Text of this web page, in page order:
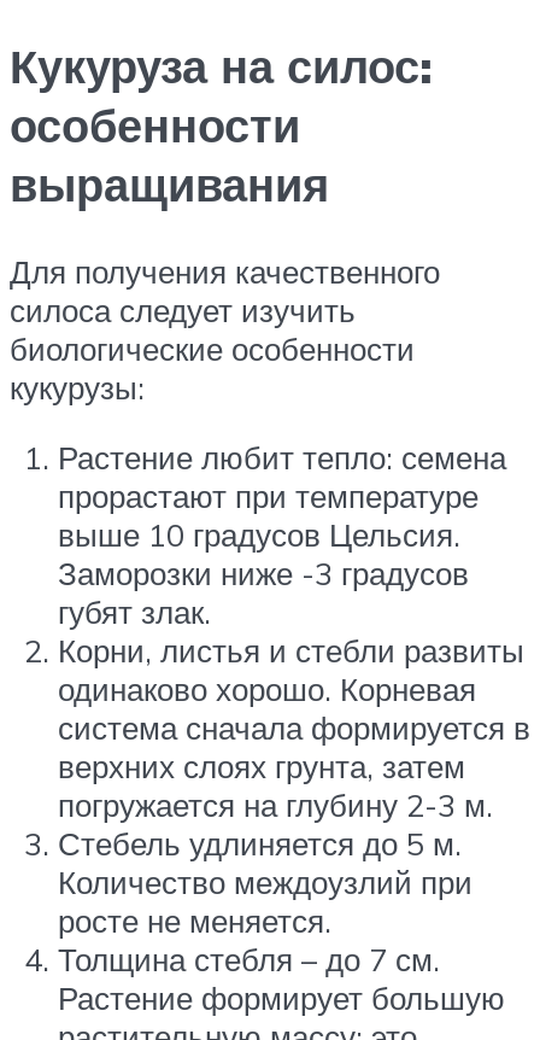
Кукуруза на силос:
особенности
выращивания
Для получения качественного
силоса следует изучить
биологические особенности
кукурузы:
Растение любит тепло: семена
прорастают при температуре
выше 10 градусов Цельсия.
Заморозки ниже -3 градусов
губят злак.
Корни, листья и стебли развиты
одинаково хорошо. Корневая
система сначала формируется в
верхних слоях грунта, затем
погружается на глубину 2-3 м.
Стебель удлиняется до 5 м.
Количество междоузлий при
росте не меняется.
Толщина стебля – до 7 см.
Растение формирует большую